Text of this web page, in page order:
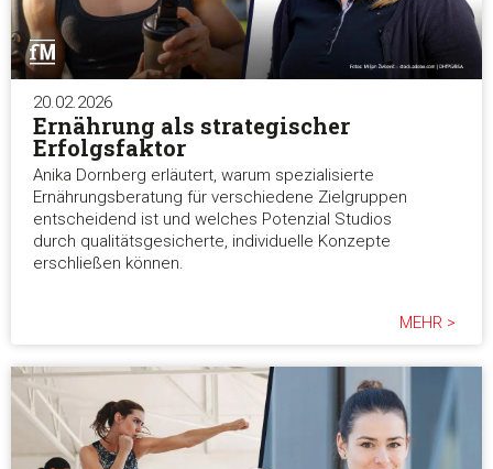
Alle ablehnen
20.02.2026
Ernährung als strategischer
Erfolgsfaktor
Anika Dornberg erläutert, warum spezialisierte
Ernährungsberatung für verschiedene Zielgruppen
entscheidend ist und welches Potenzial Studios
durch qualitätsgesicherte, individuelle Konzepte
erschließen können.
MEHR >